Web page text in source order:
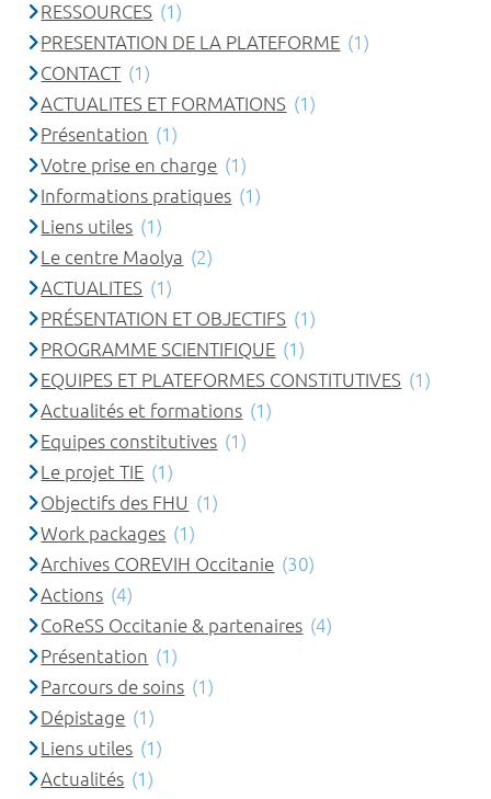
RESSOURCES (1)
PRESENTATION DE LA PLATEFORME (1)
CONTACT (1)
ACTUALITES ET FORMATIONS (1)
Présentation (1)
Votre prise en charge (1)
Informations pratiques (1)
Liens utiles (1)
Le centre Maolya (2)
ACTUALITES (1)
PRÉSENTATION ET OBJECTIFS (1)
PROGRAMME SCIENTIFIQUE (1)
EQUIPES ET PLATEFORMES CONSTITUTIVES (1)
Actualités et formations (1)
Equipes constitutives (1)
Le projet TIE (1)
Objectifs des FHU (1)
Work packages (1)
Archives COREVIH Occitanie (30)
Actions (4)
CoReSS Occitanie & partenaires (4)
Présentation (1)
Parcours de soins (1)
Dépistage (1)
Liens utiles (1)
Actualités (1)